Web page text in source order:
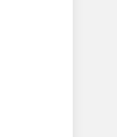
বিনিয়োগ
ক্ষতিগ্রস্তদের